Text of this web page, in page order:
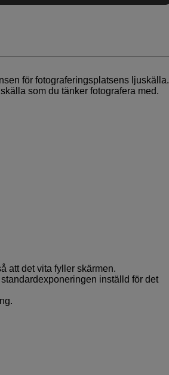
för fotograferingsplatsens ljuskälla.
som du tänker fotografera med.
att det vita fyller skärmen.
inställd för det